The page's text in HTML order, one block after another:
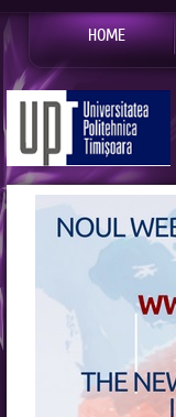
HOME